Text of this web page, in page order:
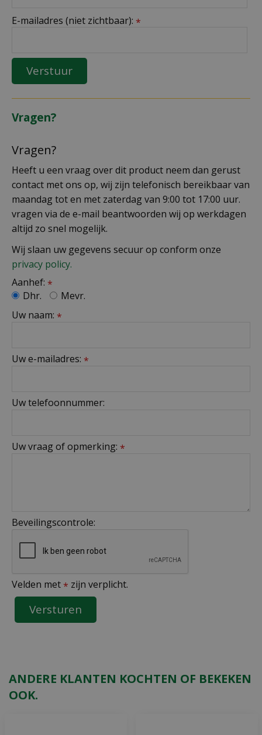
E-mailadres (niet zichtbaar): *
Vragen?
Vragen?
Heeft u een vraag over dit product neem dan gerust
contact met ons op, wij zijn telefonisch bereikbaar van
maandag tot en met zaterdag van 9:00 tot 17:00 uur.
vragen via de e-mail beantwoorden wij op werkdagen
altijd zo snel mogelijk.
Wij slaan uw gegevens secuur op conform onze
privacy policy.
Aanhef: *
Dhr.
Mevr.
Uw naam: *
Uw e-mailadres: *
Uw telefoonnummer:
Uw vraag of opmerking: *
Beveilingscontrole:
Velden met * zijn verplicht.
ANDERE KLANTEN KOCHTEN OF BEKEKEN
OOK.